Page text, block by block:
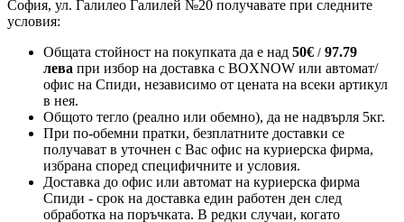
София, ул. Галилео Галилей №20 получавате при следните
условия:
Общата стойност на покупката да е над 50€ / 97.79
лева при избор на доставка с BOXNOW или автомат/
офис на Спиди, независимо от цената на всеки артикул
в нея.
Общото тегло (реално или обемно), да не надвърля 5кг.
При по-обемни пратки, безплатните доставки се
получават в уточнен с Вас офис на куриерска фирма,
избрана според специфичните и условия.
Доставка до офис или автомат на куриерска фирма
Спиди - срок на доставка един работен ден след
обработка на поръчката. В редки случаи, когато